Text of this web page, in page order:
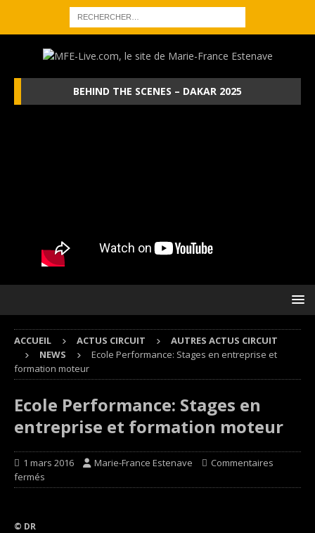
BEHIND THE SCENES – DAKAR 2025
ACCUEIL ACTUS CIRCUIT
AUTRES ACTUS CIRCUIT
NEWS
Ecole Performance: Stages en entreprise et
formation moteur
Ecole Performance: Stages en
entreprise et formation moteur
1 mars 2016 Marie-France Estenave
Commentaires
fermés
© DR